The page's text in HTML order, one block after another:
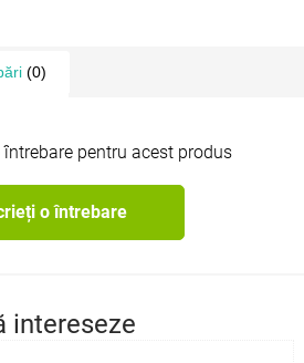
(0)
pentru acest produs
o întrebare
intereseze